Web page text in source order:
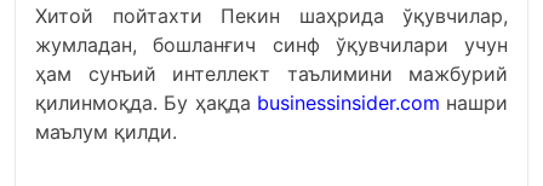
Хитой пойтахти Пекин шаҳрида ўқувчилар,
жумладан, бошланғич синф ўқувчилари учун
ҳам сунъий интеллект таълимини мажбурий
қилинмоқда. Бу ҳақда businessinsider.com нашри
маълум қилди.